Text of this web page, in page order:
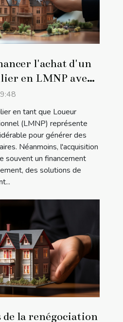
l'achat d'un
en LMNP avec
adapté
en tant que Loueur
(LMNP) représente
pour générer des
Néanmoins, l'acquisition
souvent un financement
des solutions de
de la renégociation